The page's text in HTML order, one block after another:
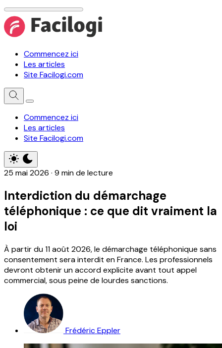
Commencez ici
Les articles
Site Facilogi.com
Commencez ici
Les articles
Site Facilogi.com
25 mai 2026 · 9 min de lecture
Interdiction du démarchage
téléphonique : ce que dit vraiment la
loi
À partir du 11 août 2026, le démarchage téléphonique sans
consentement sera interdit en France. Les professionnels
devront obtenir un accord explicite avant tout appel
commercial, sous peine de lourdes sanctions.
Frédéric Eppler